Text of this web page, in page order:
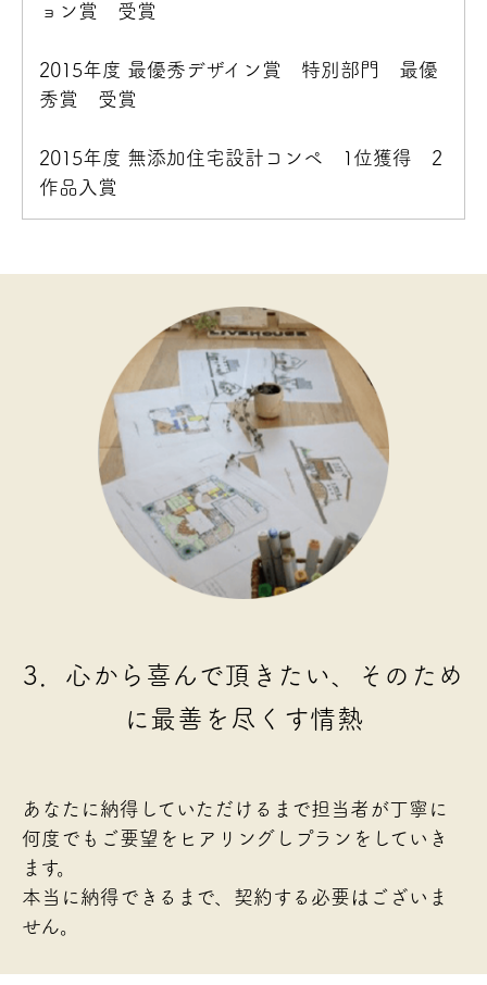
ョン賞 受賞
2015年度 最優秀デザイン賞 特別部門 最優
秀賞 受賞
2015年度 無添加住宅設計コンペ 1位獲得 2
作品入賞
3．心から喜んで頂きたい、そのため
に最善を尽くす情熱
あなたに納得していただけるまで担当者が丁寧に
何度でもご要望をヒアリングしプランをしていき
ます。
本当に納得できるまで、契約する必要はございま
せん。